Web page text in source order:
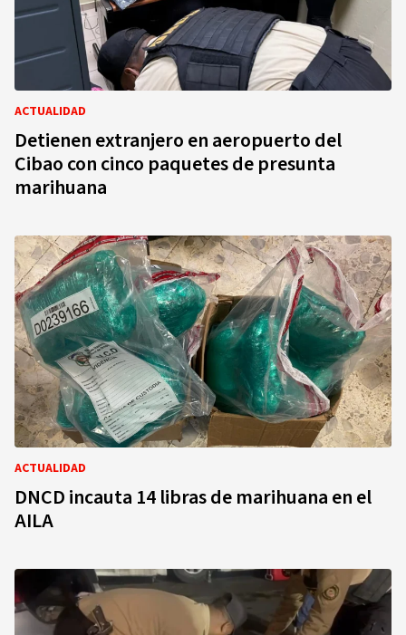
ACTUALIDAD
Detienen extranjero en aeropuerto del
Cibao con cinco paquetes de presunta
marihuana
ACTUALIDAD
DNCD incauta 14 libras de marihuana en el
AILA